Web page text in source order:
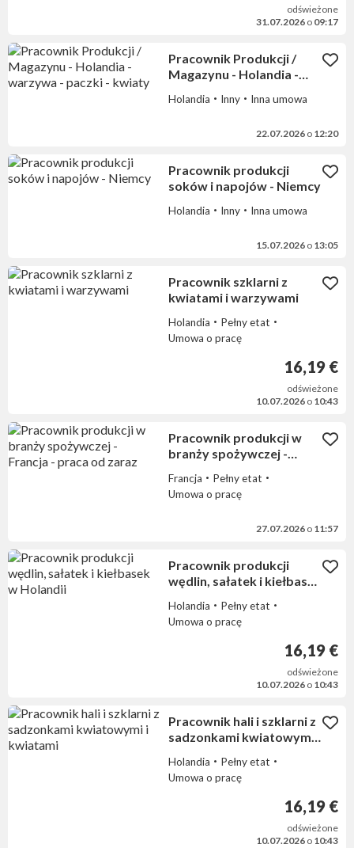
odświeżone
31.07.2026 o 09:17
Pracownik Produkcji /
Magazynu - Holandia -
Holandia Inny Inna umowa
22.07.2026 o 12:20
Pracownik produkcji
soków i napojów - Niemcy
Holandia Inny Inna umowa
15.07.2026 o 13:05
Pracownik szklarni z
kwiatami i warzywami
Holandia
Pełny etat
Umowa o pracę
16,19 €
odświeżone
10.07.2026 o 10:43
Pracownik produkcji w
branży spożywczej -
Francja
Pełny etat
Umowa o pracę
27.07.2026 o 11:57
Pracownik produkcji
wędlin, sałatek i kiełbasek
Holandia
Pełny etat
Umowa o pracę
16,19 €
odświeżone
10.07.2026 o 10:43
Pracownik hali i szklarni z
sadzonkami kwiatowymi i
Holandia
Pełny etat
Umowa o pracę
16,19 €
odświeżone
10.07.2026 o 10:43